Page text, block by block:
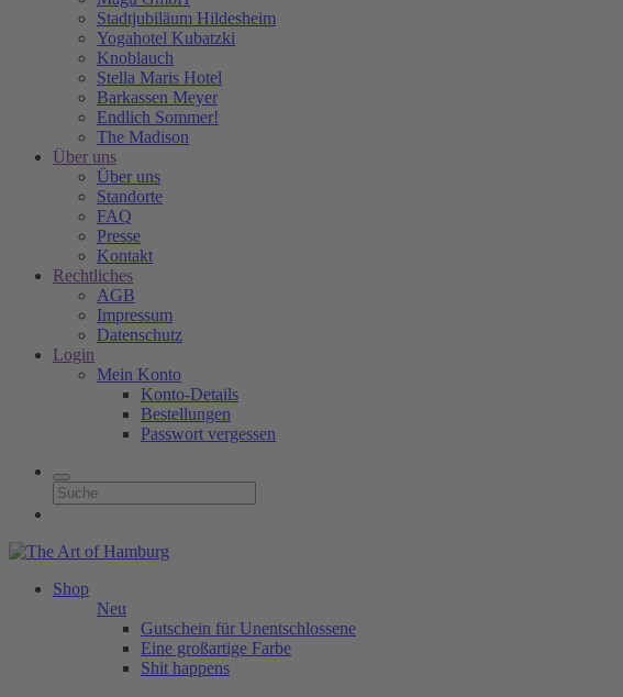
Stadtjubiläum Hildesheim
Yogahotel Kubatzki
Knoblauch
Stella Maris Hotel
Barkassen Meyer
Endlich Sommer!
The Madison
Über uns
Über uns
Standorte
FAQ
Presse
Kontakt
Rechtliches
AGB
Impressum
Datenschutz
Login
Mein Konto
Konto-Details
Bestellungen
Passwort vergessen
Shop
Neu
Gutschein für Unentschlossene
Eine großartige Farbe
Shit happens